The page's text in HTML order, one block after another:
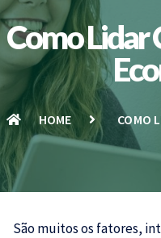
Como Lidar
HOME COMO
São muitos os fatores,